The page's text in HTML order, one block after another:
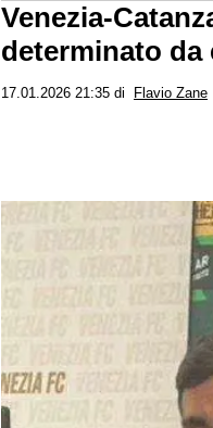
Venezia-
determinato
17.01.2026 21:35 di Flavio Zane